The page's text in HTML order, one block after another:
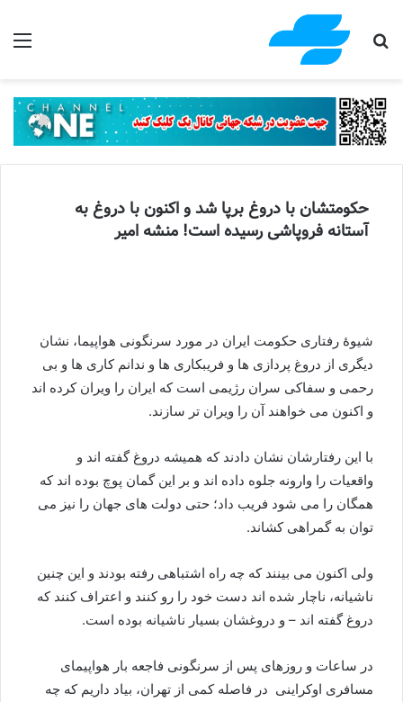
جستجو برای
حکومتشان با دروغ برپا شد و اکنون با دروغ به
آستانه فروپاشی رسیده است! منشه امیر
شیوۀ رفتاری حکومت ایران در مورد سرنگونی هواپیما، نشان
دیگری از دروغ پردازی ها و فریبکاری ها و ندانم کاری ها و بی
رحمی و سفاکی سران رژیمی است که ایران را ویران کرده اند
و اکنون می خواهند آن را ویران تر سازند.
با این رفتارشان نشان دادند که همیشه دروغ گفته اند و
واقعیات را وارونه جلوه داده اند و بر این گمان پوچ بوده اند که
همگان را می شود فریب داد؛ حتی دولت های جهان را نیز می
توان به گمراهی کشاند.
ولی اکنون می بینند که چه راه اشتباهی رفته بودند و این چنین
ناشیانه، ناچار شده اند دست خود را رو کنند و اعتراف کنند که
دروغ گفته اند – و دروغشان بسیار ناشیانه بوده است.
در ساعات و روزهای پس از سرنگونی فاجعه بار هواپیمای
مسافری اوکراینی در فاصله کمی از تهران، بیاد داریم که چه